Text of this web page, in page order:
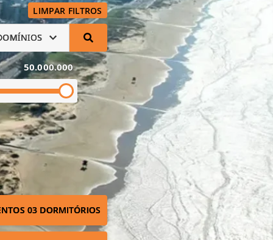
LIMPAR FILTROS
50.000.000
03 DORMITÓRIOS